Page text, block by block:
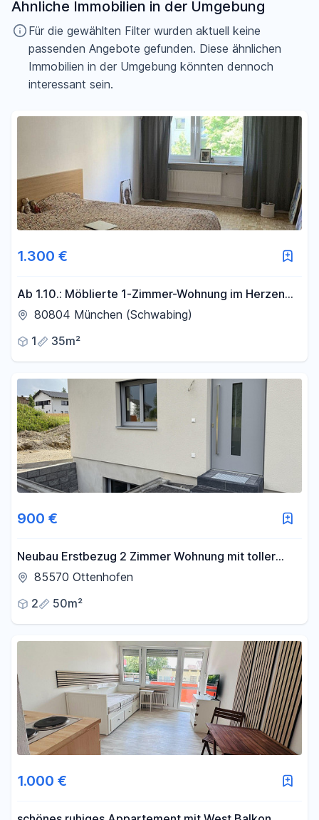
m²
Filter für Fläche zurücksetzen
Ähnliche Immobilien in der Umgebung
Für die gewählten Filter wurden aktuell keine
passenden Angebote gefunden. Diese ähnlichen
Immobilien in der Umgebung könnten dennoch
interessant sein.
1.300 €
Ab 1.10.: Möblierte 1-Zimmer-Wohnung im Herzen
von München-Schwabing – hochwertig saniert
80804 München (Schwabing)
1
35m²
900 €
Neubau Erstbezug 2 Zimmer Wohnung mit toller
Ausstattung
85570 Ottenhofen
2
50m²
1.000 €